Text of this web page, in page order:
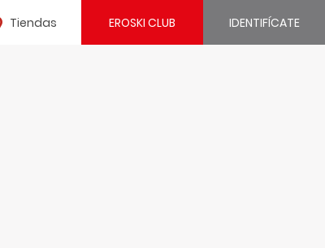
Tiendas EROSKI CLUB IDENTIFÍCATE